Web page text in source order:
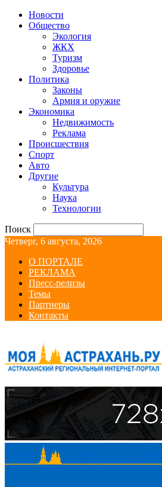
Новости
Общество
Экология
ЖКХ
Туризм
Здоровье
Политика
Законы
Армия и оружие
Экономика
Недвижимость
Реклама
Происшествия
Спорт
Авто
Другие
Культура
Наука
Технологии
Поиск
Четверг, 6 августа, 2026
О ПОРТАЛЕ
РЕКЛАМА
Пресс-релизы
Темы
Партнеры
Контакты